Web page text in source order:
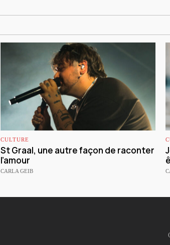
CULTURE
St Graal, une autre façon de raconter
l’amour
CARLA GEIB